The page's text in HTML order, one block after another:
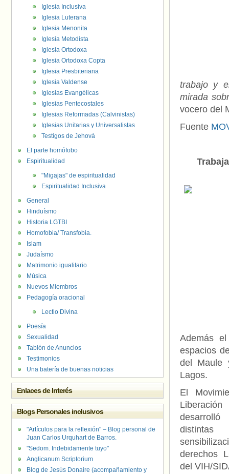
trabajo y
mirada
vocero del
Fuente
Además
espacios
del Maule
Lagos.
El
derechos
del VIH/
Iglesia Inclusiva
Iglesia Luterana
Iglesia Menonita
Iglesia Metodista
Iglesia Ortodoxa
Iglesia Ortodoxa Copta
Iglesia Presbiteriana
Iglesia Valdense
Iglesias Evangélicas
Iglesias Pentecostales
Iglesias Reformadas (Calvinistas)
Iglesias Unitarias y Universalistas
Testigos de Jehová
El parte homófobo
Espiritualidad
"Migajas" de espiritualidad
Espiritualidad Inclusiva
General
Hinduísmo
Historia LGTBI
Homofobia/ Transfobia.
Islam
Judaísmo
Matrimonio igualitario
Música
Nuevos Miembros
Pedagogía oracional
Lectio Divina
Poesía
Sexualidad
Tablón de Anuncios
Testimonios
Una batería de buenas noticias
Enlaces de Interés
Blogs Personales inclusivos
"Artículos para la reflexión" – Blog personal de
Juan Carlos Urquhart de Barros.
"Sedom. Indebidamente tuyo"
Anglicanum Scriptorium
Blog de Jesús Donaire (acompañamiento y